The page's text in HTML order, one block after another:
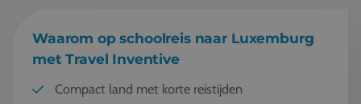
Waarom op schoolreis naar Luxemburg
met Travel Inventive
Compact land met korte reistijden